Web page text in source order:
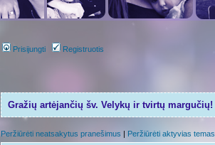
Prisijungti Registruotis
Gražių artėjančių šv. Velykų ir tvirtų margučių!
Peržiūrėti neatsakytus pranešimus | Peržiūrėti aktyvias temas